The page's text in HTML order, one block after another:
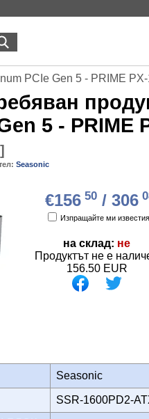
PCIe Gen 5 - PRIME
5 - PRIME
]
Seasonic
€156 50/ 306
Изпращайте ми известия
на склад: не
Продуктът не е
156.50 EUR
Seasonic
SSR-1600PD2-